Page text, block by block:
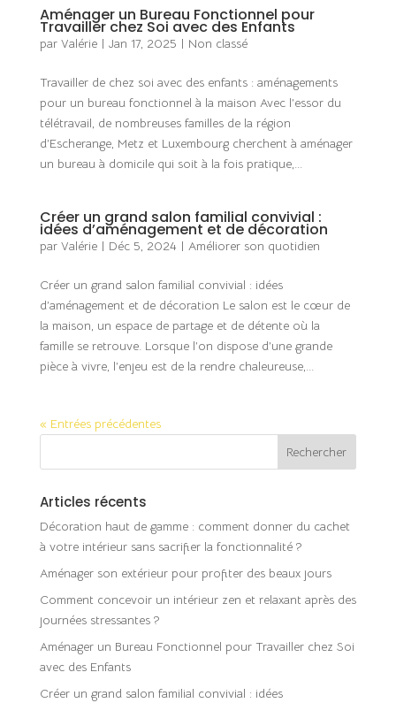
Aménager un Bureau Fonctionnel pour
Travailler chez Soi avec des Enfants
par Valérie| Jan 17, 2025 | Non classé
Travailler de chez soi avec des enfants : aménagements
pour un bureau fonctionnel à la maison Avec l’essor du
télétravail, de nombreuses familles de la région
d’Escherange, Metz et Luxembourg cherchent à aménager
un bureau à domicile qui soit à la fois pratique,...
Créer un grand salon familial convivial :
idées d’aménagement et de décoration
par Valérie| Déc 5, 2024 | Améliorer son quotidien
Créer un grand salon familial convivial : idées
d’aménagement et de décoration Le salon est le cœur de
la maison, un espace de partage et de détente où la
famille se retrouve. Lorsque l’on dispose d’une grande
pièce à vivre, l’enjeu est de la rendre chaleureuse,...
« Entrées précédentes
Articles récents
Décoration haut de gamme : comment donner du cachet
à votre intérieur sans sacrifier la fonctionnalité ?
Aménager son extérieur pour profiter des beaux jours
Comment concevoir un intérieur zen et relaxant après des
journées stressantes ?
Aménager un Bureau Fonctionnel pour Travailler chez Soi
avec des Enfants
Créer un grand salon familial convivial : idées